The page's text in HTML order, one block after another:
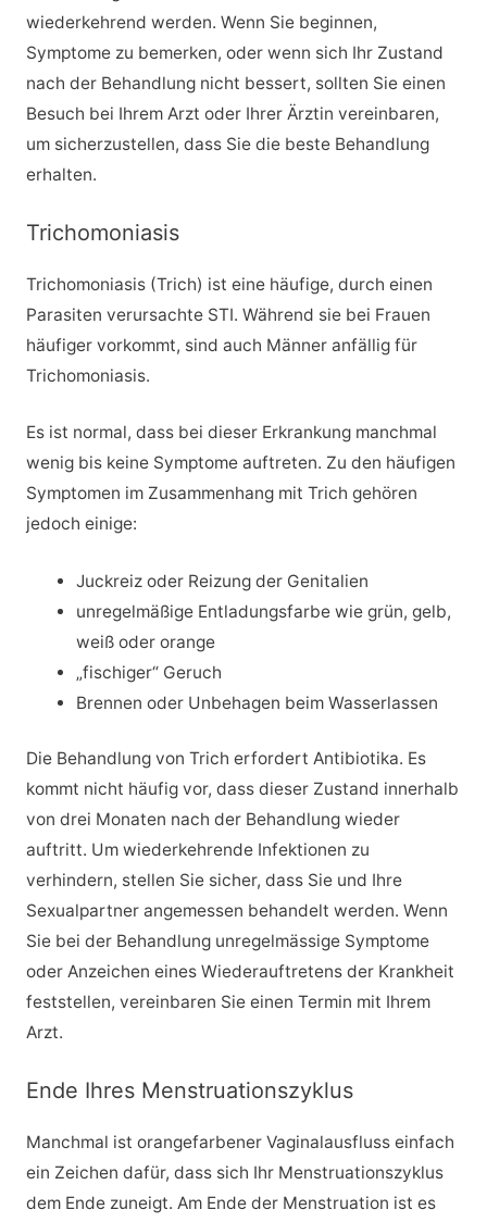
wiederkehrend werden. Wenn Sie beginnen,
Symptome zu bemerken, oder wenn sich Ihr Zustand
nach der Behandlung nicht bessert, sollten Sie einen
Besuch bei Ihrem Arzt oder Ihrer Ärztin vereinbaren,
um sicherzustellen, dass Sie die beste Behandlung
erhalten.
Trichomoniasis
Trichomoniasis (Trich) ist eine häufige, durch einen
Parasiten verursachte STI. Während sie bei Frauen
häufiger vorkommt, sind auch Männer anfällig für
Trichomoniasis.
Es ist normal, dass bei dieser Erkrankung manchmal
wenig bis keine Symptome auftreten. Zu den häufigen
Symptomen im Zusammenhang mit Trich gehören
jedoch einige:
Juckreiz oder Reizung der Genitalien
unregelmäßige Entladungsfarbe wie grün, gelb,
weiß oder orange
„fischiger“ Geruch
Brennen oder Unbehagen beim Wasserlassen
Die Behandlung von Trich erfordert Antibiotika. Es
kommt nicht häufig vor, dass dieser Zustand innerhalb
von drei Monaten nach der Behandlung wieder
auftritt. Um wiederkehrende Infektionen zu
verhindern, stellen Sie sicher, dass Sie und Ihre
Sexualpartner angemessen behandelt werden. Wenn
Sie bei der Behandlung unregelmässige Symptome
oder Anzeichen eines Wiederauftretens der Krankheit
feststellen, vereinbaren Sie einen Termin mit Ihrem
Arzt.
Ende Ihres Menstruationszyklus
Manchmal ist orangefarbener Vaginalausfluss einfach
ein Zeichen dafür, dass sich Ihr Menstruationszyklus
dem Ende zuneigt. Am Ende der Menstruation ist es